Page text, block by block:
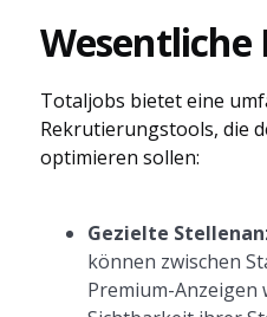
Totaljobs bietet eine
Rekrutierungstools, die
optimieren sollen:
Gezielte
können zwischen
Premium-Anzeigen